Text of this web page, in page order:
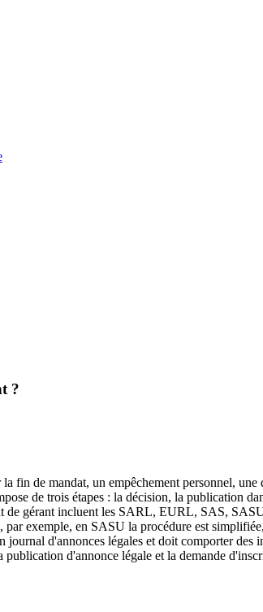
?
fin de mandat, un empêchement personnel,
de trois étapes : la décision, la publication
de gérant incluent les SARL, EURL, SAS,
exemple, en SASU la procédure est
d'annonces légales et doit comporter des
d'annonce légale et la demande